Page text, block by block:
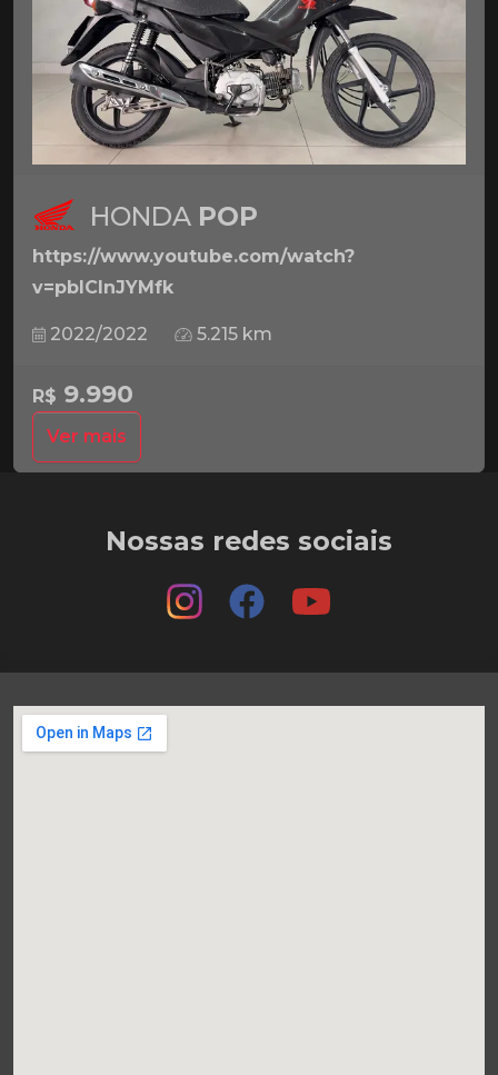
HONDA POP
https://www.youtube.com/watch?
v=pbICInJYMfk
2022/2022 5.215 km
R$ 9.990
Ver mais
Nossas redes sociais